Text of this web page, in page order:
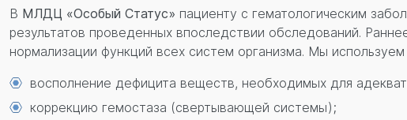
В МЛДЦ «Особый Статус» пациенту с гематологическим
результатов проведенных впоследствии обследований.
нормализации функций всех систем организма. Мы
восполнение дефицита веществ, необходимых для
коррекцию гемостаза (свертывающей системы);